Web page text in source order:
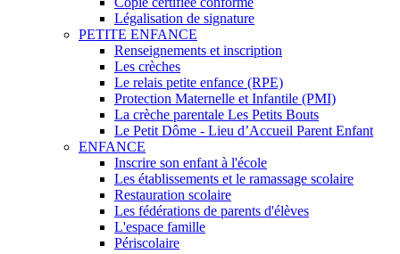
Légalisation de signature
PETITE ENFANCE
Renseignements et inscription
Les crèches
Le relais petite enfance (RPE)
Protection Maternelle et Infantile (PMI)
La crèche parentale Les Petits Bouts
Le Petit Dôme - Lieu d’Accueil Parent Enfant
ENFANCE
Inscrire son enfant à l'école
Les établissements et le ramassage scolaire
Restauration scolaire
Les fédérations de parents d'élèves
L'espace famille
Périscolaire